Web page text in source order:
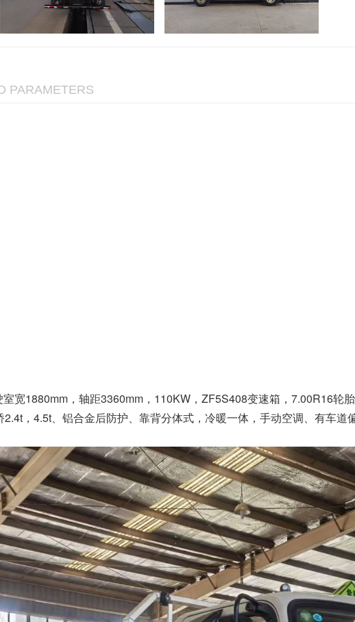
PARAMETERS
宽1880mm，轴距3360mm，110KW，ZF5S408变速箱，7.00R16轮
，4.5t、铝合金后防护、靠背分体式，冷暖一体，手动空调、有车